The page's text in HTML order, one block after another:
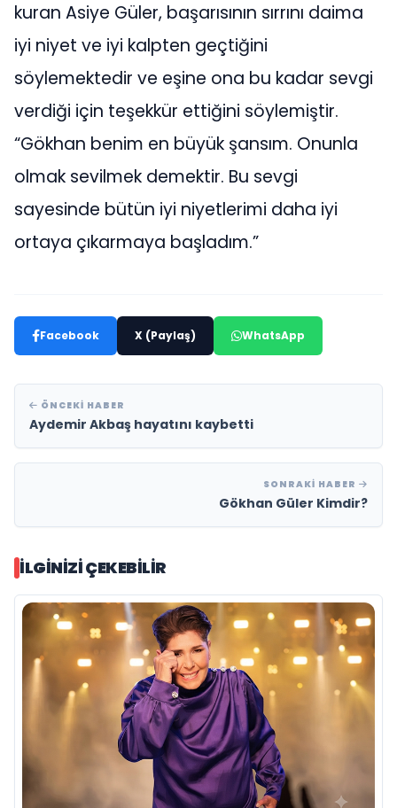
kuran Asiye Güler, başarısının sırrını daima
iyi niyet ve iyi kalpten geçtiğini
söylemektedir ve eşine ona bu kadar sevgi
verdiği için teşekkür ettiğini söylemiştir.
“Gökhan benim en büyük şansım. Onunla
olmak sevilmek demektir. Bu sevgi
sayesinde bütün iyi niyetlerimi daha iyi
ortaya çıkarmaya başladım.”
Facebook X (Paylaş) WhatsApp
ÖNCEKI HABER
Aydemir Akbaş hayatını kaybetti
SONRAKI HABER
Gökhan Güler Kimdir?
İLGINIZI ÇEKEBILIR